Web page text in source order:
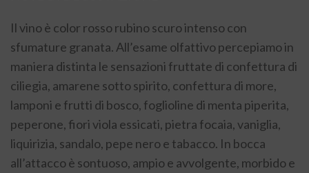
Il vino è color rosso rubino scuro intenso con
sfumature granata. All’esame olfattivo percepiamo in
maniera distinta le sensazioni fruttate di confettura di
ciliegia, amarene sotto spirito, confettura di more,
lamponi e frutti di bosco, foglioline di menta piperita,
peperone, fiori viola essicati, pietra focaia, vaniglia,
liquirizia, sandalo, pepe nero e tabacco. In bocca
all’attacco è sontuoso, ampio e avvolgente, morbido e